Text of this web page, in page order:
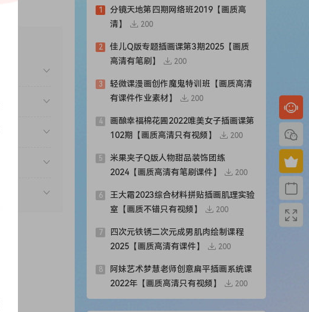
1
分镜天地第四期网络班2019【画质高
清】
200
2
佳儿Q版专题插画课第3期2025【画质
高清有笔刷】
200
3
轻微课漫画创作魔鬼特训班【画质高清
有课件作业素材】
200
4
画酿幸福棉花圃2022唯美女子插画课第
102期【画质高清只有视频】
200
5
米果夹子Q版人物甜品装饰团练
2024【画质高清有笔刷课件】
200
6
王大霜2023综合材料拼贴插画肌理实验
室【画质不错只有视频】
200
7
四次元铁锈二次元成男肌肉绘制课程
2025【画质高清有课件】
200
8
阿妹艺术梦慧老师创意扁平插画系统课
2022年【画质高清只有视频】
200